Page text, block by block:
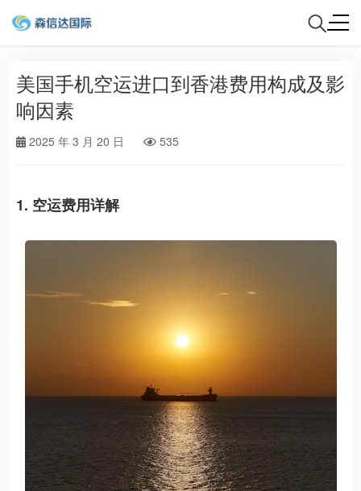
美国手机空运进口到香港费用构成及影
响因素
2025 年 3 月 20 日 535
1. 空运费用详解